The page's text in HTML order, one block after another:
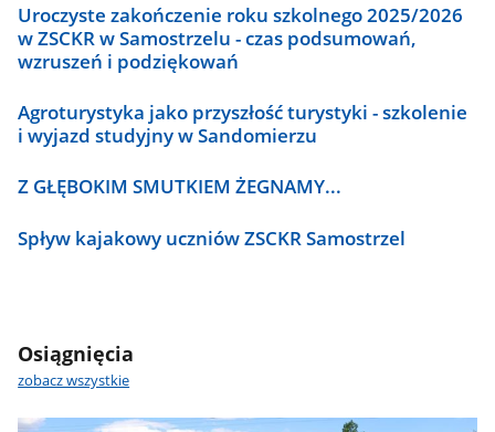
Uroczyste zakończenie roku szkolnego 2025/2026
w ZSCKR w Samostrzelu - czas podsumowań,
wzruszeń i podziękowań
Agroturystyka jako przyszłość turystyki - szkolenie
i wyjazd studyjny w Sandomierzu
Z GŁĘBOKIM SMUTKIEM ŻEGNAMY...
Spływ kajakowy uczniów ZSCKR Samostrzel
Osiągnięcia
zobacz wszystkie